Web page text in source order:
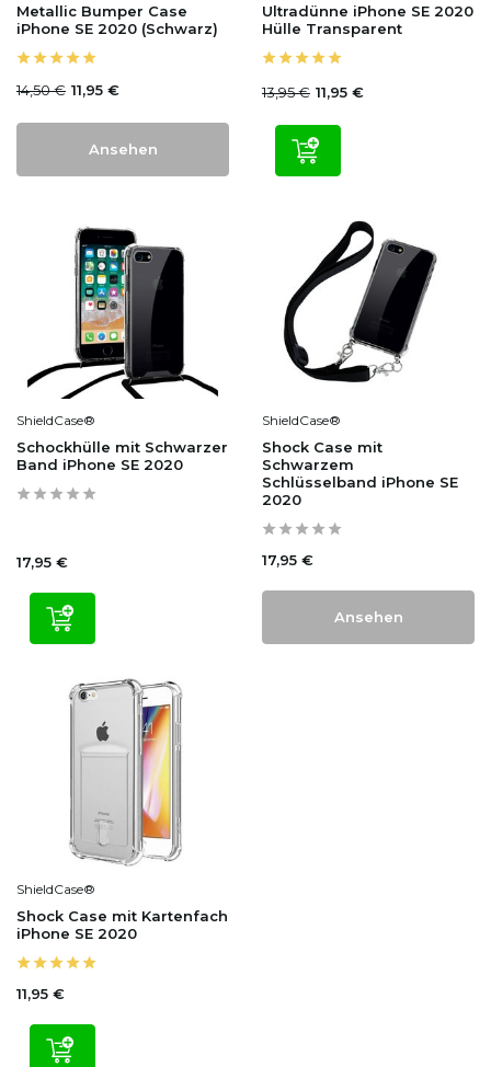
Metallic Bumper Case
iPhone SE 2020 (Schwarz)
14,50 € 11,95 €
Ansehen
Ultradünne iPhone SE 2020
Hülle Transparent
13,95 € 11,95 €
ShieldCase®
Schockhülle mit Schwarzer
Band iPhone SE 2020
17,95 €
ShieldCase®
Shock Case mit
Schwarzem
Schlüsselband iPhone SE
2020
17,95 €
Ansehen
ShieldCase®
Shock Case mit Kartenfach
iPhone SE 2020
11,95 €